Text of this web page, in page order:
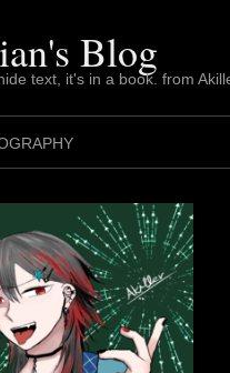
Blog
text, it's in a book. from